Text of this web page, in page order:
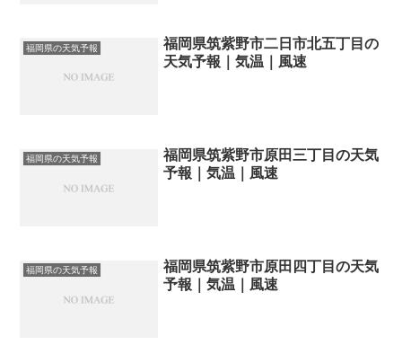
福岡県の天気予報
福岡県筑紫野市二日市北五丁目の
天気予報｜気温｜風速
福岡県の天気予報
福岡県筑紫野市原田三丁目の天気
予報｜気温｜風速
福岡県の天気予報
福岡県筑紫野市原田四丁目の天気
予報｜気温｜風速